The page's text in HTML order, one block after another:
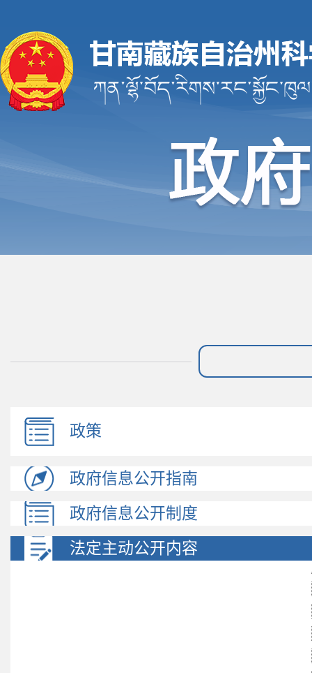
政策
政府信息公开指南
政府信息公开制度
法定主动公开内容